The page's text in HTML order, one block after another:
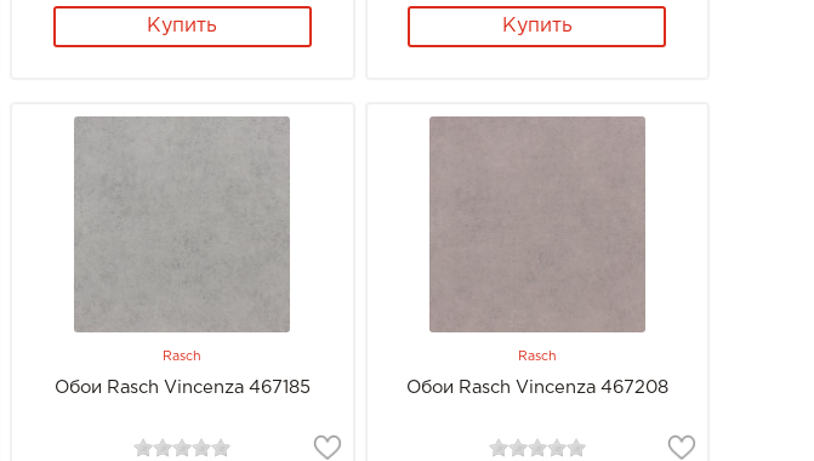
Купить Купить
Rasch
Обои Rasch Vincenza 467185
Rasch
Обои Rasch Vincenza 467208